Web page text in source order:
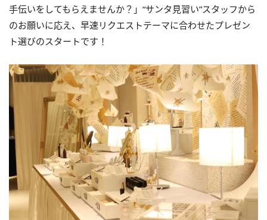
手伝いをしてもらえませんか？」“サンタ見習い”スタッフから
のお願いに応え、早速リクエストテーマに合わせたプレゼン
ト選びのスタートです！